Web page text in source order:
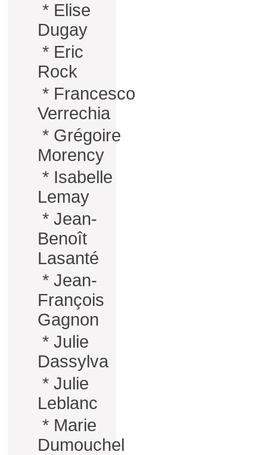
* Elise
Dugay
* Eric
Rock
* Francesco
Verrechia
* Grégoire
Morency
* Isabelle
Lemay
* Jean-
Benoît
Lasanté
* Jean-
François
Gagnon
* Julie
Dassylva
* Julie
Leblanc
* Marie
Dumouchel